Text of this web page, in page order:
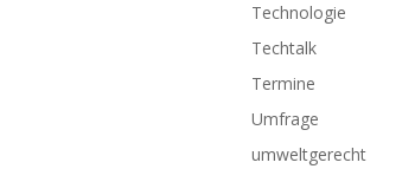
Technologie
Techtalk
Termine
Umfrage
umweltgerecht